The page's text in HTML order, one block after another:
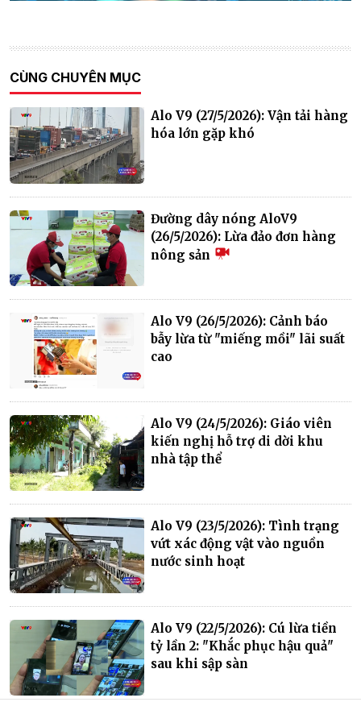
CÙNG CHUYÊN MỤC
Alo V9 (27/5/2026): Vận tải hàng
hóa lớn gặp khó
Đường dây nóng AloV9
(26/5/2026): Lừa đảo đơn hàng
nông sản
Alo V9 (26/5/2026): Cảnh báo
bẫy lừa từ "miếng mồi" lãi suất
cao
Alo V9 (24/5/2026): Giáo viên
kiến nghị hỗ trợ di dời khu
nhà tập thể
Alo V9 (23/5/2026): Tình trạng
vứt xác động vật vào nguồn
nước sinh hoạt
Alo V9 (22/5/2026): Cú lừa tiền
tỷ lần 2: "Khắc phục hậu quả"
sau khi sập sàn